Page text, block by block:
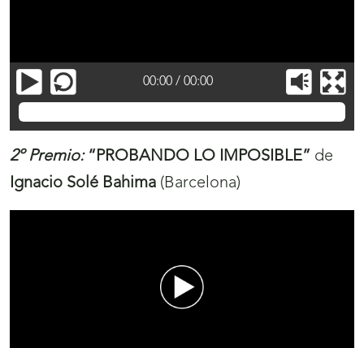
Lidia Pérez Martínez
00:00 / 00:00
2º Premio: “PROBANDO LO IMPOSIBLE” de
Ignacio Solé Bahima (Barcelona)